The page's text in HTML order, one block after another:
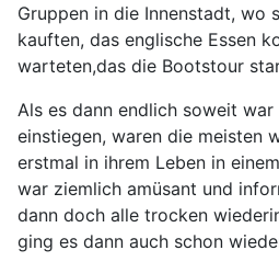
Gruppen in die Innenstadt, wo
kauften, das englische Essen
warteten,das die Bootstour
Als es dann endlich soweit
einstiegen, waren die meisten
erstmal in ihrem Leben in
war ziemlich amüsant und
dann doch alle trocken
ging es dann auch schon